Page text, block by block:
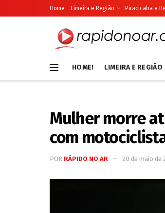
Home Limeira e Região Piracicaba e
HOME! LIMEIRA E REGIÃO
Mulher morre
com
POR RÁPIDO NO AR 20 de maio de